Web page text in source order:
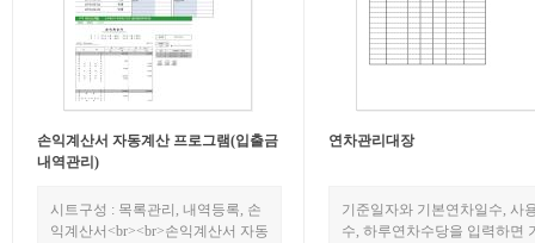
손익계산서 자동계산 프로그램(입출금
내역관리)
시트구성 : 목록관리, 내역등록, 손
익계산서<br><br>손익계산서 자동
연차관리대장
기준일자와 기본연차일수, 사
수, 하루연차수당을 입력하면